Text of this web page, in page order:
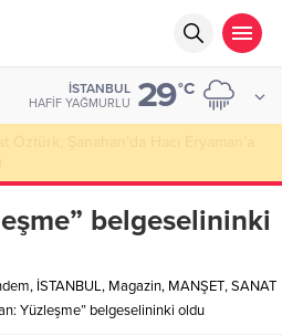
İSTANBUL
HAFIF YAĞMURLU 29°C
belgeselininki
, İSTANBUL, Magazin, MANŞET,SANAT
Yüzleşme” belgeselininki oldu